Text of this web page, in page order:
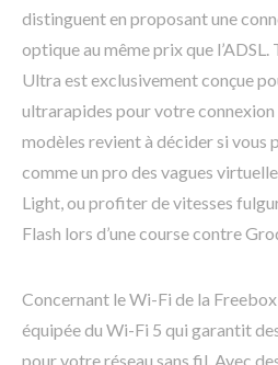
distinguent en proposant une
optique au même prix que
Ultra est exclusivement conçue
ultrarapides pour votre
modèles revient à décider si vous
comme un pro des vagues
Light, ou profiter de vitesses
Flash lors d’une course contre
Concernant le Wi-Fi de la
équipée du Wi-Fi 5 qui garantit
pour votre réseau sans fil. Avec